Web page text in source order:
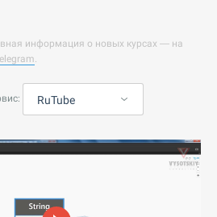
информация о новых курсах — на
.
RuTube